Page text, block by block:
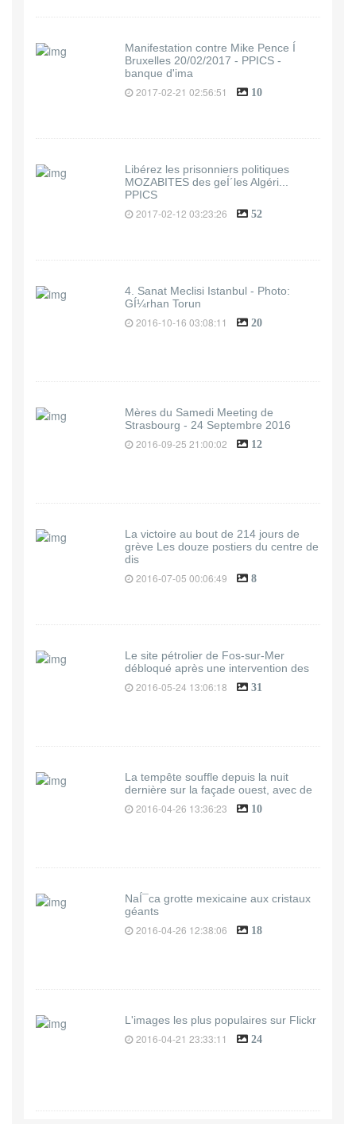
Manifestation contre Mike Pence Í
Bruxelles 20/02/2017 - PPICS -
banque d'ima
2017-02-21 02:56:51 10
Libérez les prisonniers politiques
MOZABITES des geÍ´les Algéri...
PPICS
2017-02-12 03:23:26 52
4. Sanat Meclisi Istanbul - Photo:
GÍ¼rhan Torun
2016-10-16 03:08:11 20
Mères du Samedi Meeting de
Strasbourg - 24 Septembre 2016
2016-09-25 21:00:02 12
La victoire au bout de 214 jours de
grève Les douze postiers du centre de
dis
2016-07-05 00:06:49 8
Le site pétrolier de Fos-sur-Mer
débloqué après une intervention des
2016-05-24 13:06:18 31
La tempête souffle depuis la nuit
dernière sur la façade ouest, avec de
2016-04-26 13:36:23 10
NaÍ¯ca grotte mexicaine aux cristaux
géants
2016-04-26 12:38:06 18
L'images les plus populaires sur Flickr
2016-04-21 23:33:11 24